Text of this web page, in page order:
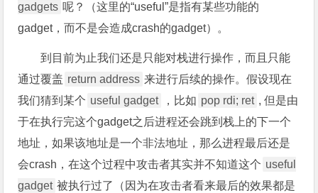
gadgets 呢？（这里的“useful”是指有某些功能的
gadget，而不是会造成crash的gadget）。
到目前为止我们还是只能对栈进行操作，而且只能
通过覆盖 return address 来进行后续的操作。假设现在
我们猜到某个 useful gadget ，比如 pop rdi; ret , 但是由
于在执行完这个gadget之后进程还会跳到栈上的下一个
地址，如果该地址是一个非法地址，那么进程最后还是
会crash，在这个过程中攻击者其实并不知道这个 useful
gadget 被执行过了（因为在攻击者看来最后的效果都是